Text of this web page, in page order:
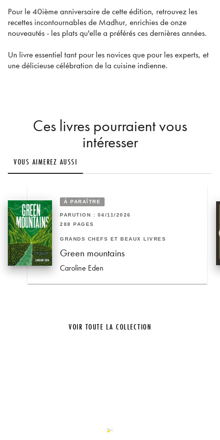
Pour le 40ième anniversaire de cette édition, retrouvez les
recettes incontournables de Madhur, enrichies de onze
nouveautés - les plats qu'elle a préférés ces dernières années.
Un livre essentiel tant pour les novices que pour les experts, et
une délicieuse célébration de la cuisine indienne.
Ces livres pourraient vous
intéresser
VOUS AIMEREZ AUSSI
À PARAÎTRE
PARUTION : 04/11/2026
288 PAGES
GRANDS CHEFS ET BEAUX LIVRES
Green mountains
Caroline Eden
VOIR TOUTE LA COLLECTION